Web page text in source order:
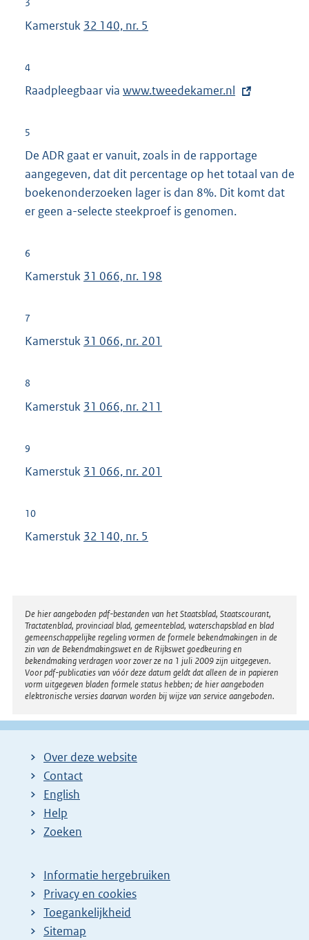
3
Kamerstuk 32 140, nr. 5
4
Raadpleegbaar via E
k
www.tweedekamer.nl
5
De ADR gaat er vanuit, zoals in de rapportage
aangegeven, dat dit percentage op het totaal van de
boekenonderzoeken lager is dan 8%. Dit komt dat
er geen a-selecte steekproef is genomen.
6
Kamerstuk 31 066, nr. 198
7
Kamerstuk 31 066, nr. 201
8
Kamerstuk 31 066, nr. 211
9
Kamerstuk 31 066, nr. 201
10
Kamerstuk 32 140, nr. 5
Disclaimer
De hier aangeboden pdf-bestanden van het Staatsblad, Staatscourant,
Tractatenblad, provinciaal blad, gemeenteblad, waterschapsblad en blad
gemeenschappelijke regeling vormen de formele bekendmakingen in de
zin van de Bekendmakingswet en de Rijkswet goedkeuring en
bekendmaking verdragen voor zover ze na 1 juli 2009 zijn uitgegeven.
Voor pdf-publicaties van vóór deze datum geldt dat alleen de in papieren
vorm uitgegeven bladen formele status hebben; de hier aangeboden
elektronische versies daarvan worden bij wijze van service aangeboden.
Over deze website
Contact
English
Help
Zoeken
Informatie hergebruiken
Privacy en cookies
Toegankelijkheid
Sitemap